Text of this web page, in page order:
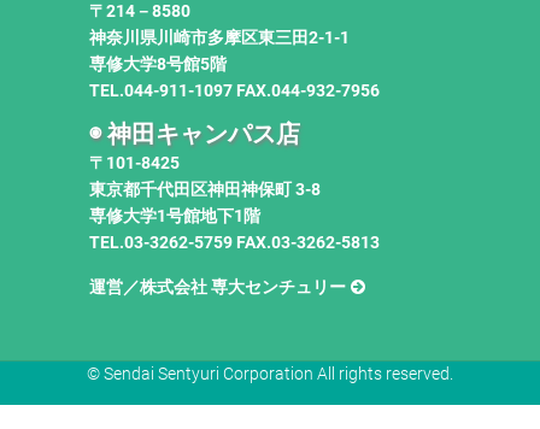
〒214－8580
神奈川県川崎市多摩区東三田2-1-1
専修大学8号館5階
TEL.044-911-1097 FAX.044-932-7956
◉ 神田キャンパス店
〒101-8425
東京都千代田区神田神保町 3-8
専修大学1号館地下1階
TEL.03-3262-5759 FAX.03-3262-5813
運営／株式会社 専大センチュリー
© Sendai Sentyuri Corporation All rights reserved.